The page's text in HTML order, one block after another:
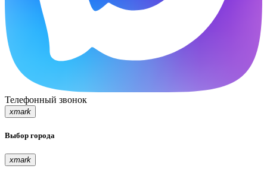
Телефонный звонок
xmark
Выбор города
xmark